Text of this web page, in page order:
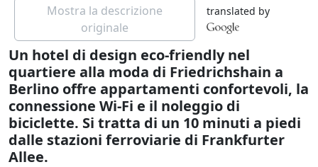
Mostra la descrizione
originale
translated by
Un hotel di design eco-friendly nel
quartiere alla moda di Friedrichshain a
Berlino offre appartamenti confortevoli, la
connessione Wi-Fi e il noleggio di
biciclette. Si tratta di un 10 minuti a piedi
dalle stazioni ferroviarie di Frankfurter
Allee.